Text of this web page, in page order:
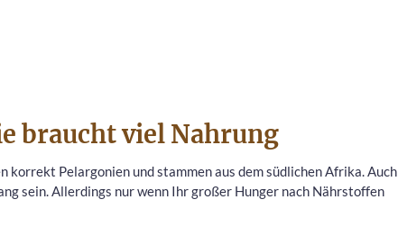
braucht viel Nahrung
korrekt Pelargonien und stammen aus dem südlichen Afrika. Auch
sein. Allerdings nur wenn Ihr großer Hunger nach Nährstoffen